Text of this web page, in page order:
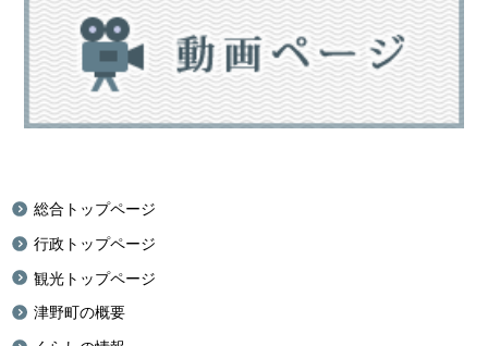
総合トップページ
行政トップページ
観光トップページ
津野町の概要